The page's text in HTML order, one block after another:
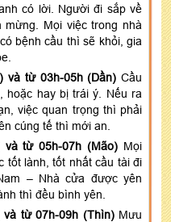
có lời. Người đi sắp về
mừng. Mọi việc trong nhà
bệnh cầu thì sẽ khỏi, gia
và từ 03h-05h (Dần) Cầu
hoặc hay bị trái ý. Nếu ra
việc quan trọng thì phải
cúng tế thì mới an.
và từ 05h-07h (Mão) Mọi
tốt lành, tốt nhất cầu tài đi
– Nhà cửa được yên
thì đều bình yên.
từ 07h-09h (Thìn) Mưu